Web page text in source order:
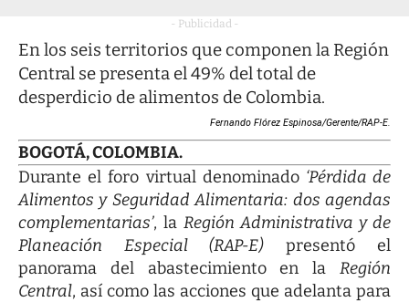
- Publicidad -
En los seis territorios que componen la Región
Central se presenta el 49% del total de
desperdicio de alimentos de Colombia.
Fernando Flórez Espinosa/Gerente/RAP-E.
BOGOTÁ, COLOMBIA.
Durante el foro virtual denominado ‘Pérdida de
Alimentos y Seguridad Alimentaria: dos agendas
complementarias’, la Región Administrativa y de
Planeación Especial (RAP-E)presentó el
panorama del abastecimiento en la Región
Central, así como las acciones que adelanta para